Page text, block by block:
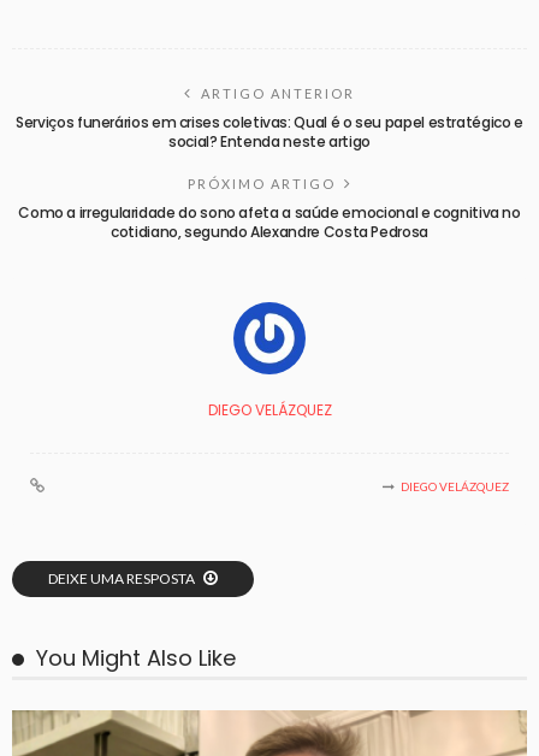
ARTIGO ANTERIOR
Serviços funerários em crises coletivas: Qual é o seu papel estratégico e
social? Entenda neste artigo
PRÓXIMO ARTIGO
Como a irregularidade do sono afeta a saúde emocional e cognitiva no
cotidiano, segundo Alexandre Costa Pedrosa
DIEGO VELÁZQUEZ
DIEGO VELÁZQUEZ
DEIXE UMA RESPOSTA
You Might Also Like